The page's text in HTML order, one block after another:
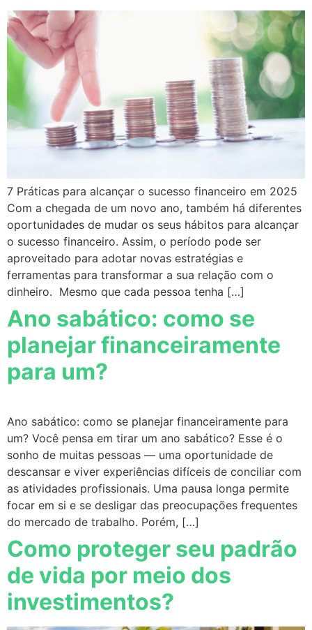
7 Práticas para alcançar o sucesso financeiro em 2025
Com a chegada de um novo ano, também há diferentes
oportunidades de mudar os seus hábitos para alcançar
o sucesso financeiro. Assim, o período pode ser
aproveitado para adotar novas estratégias e
ferramentas para transformar a sua relação com o
dinheiro. Mesmo que cada pessoa tenha […]
Ano sabático: como se
planejar financeiramente
para um?
Ano sabático: como se planejar financeiramente para
um? Você pensa em tirar um ano sabático? Esse é o
sonho de muitas pessoas — uma oportunidade de
descansar e viver experiências difíceis de conciliar com
as atividades profissionais. Uma pausa longa permite
focar em si e se desligar das preocupações frequentes
do mercado de trabalho. Porém, […]
Como proteger seu padrão
de vida por meio dos
investimentos?